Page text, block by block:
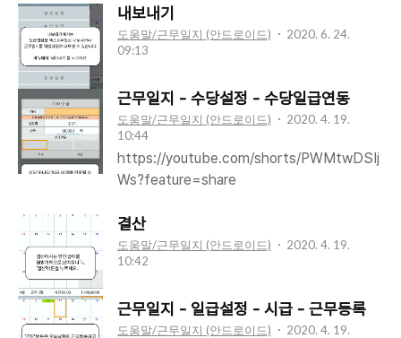
내보내기
도움말/근무일지 (안드로이드)
2020. 6. 24.
09:13
근무일지 - 수당설정 - 수당일급연동
도움말/근무일지 (안드로이드)
2020. 4. 19.
10:44
https://youtube.com/shorts/PWMtwDSIj
Ws?feature=share
결산
도움말/근무일지 (안드로이드)
2020. 4. 19.
10:42
근무일지 - 일급설정 - 시급 - 근무등록
도움말/근무일지 (안드로이드)
2020. 4. 19.